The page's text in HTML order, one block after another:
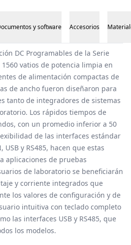
y software Accesorios
DC Programables de la Serie
vatios de potencia limpia en
de alimentación compactas de
de ancho fueron diseñaron para
tanto de integradores de sistemas
Los rápidos tiempos de
con un promedio inferior a 50
de las interfaces estándar
USB y RS485, hacen que estas
aplicaciones de pruebas
de laboratorio se beneficiarán
y corriente integrados que
los valores de configuración y de
intuitiva con teclado completo
las interfaces USB y RS485, que
los modelos.